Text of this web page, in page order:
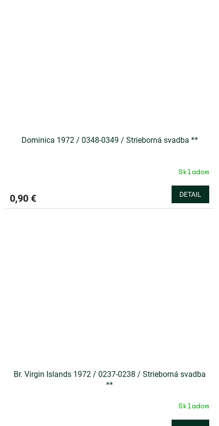
Dominica 1972 / 0348-0349 / Strieborná svadba **
Skladom
0,90 € DETAIL
Br. Virgin Islands 1972 / 0237-0238 / Strieborná svadba
**
Skladom